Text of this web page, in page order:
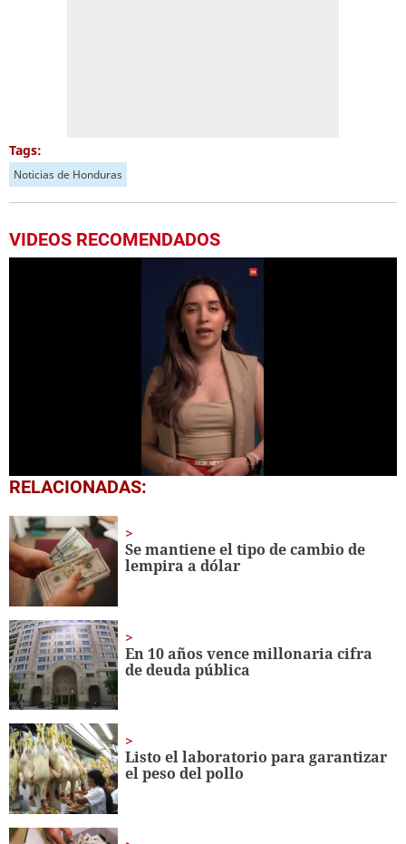
Tags:
Noticias de Honduras
VIDEOS RECOMENDADOS
0
seconds
50
seconds
RELACIONADAS:
Se mantiene el tipo de cambio de
lempira a dólar
En 10 años vence millonaria cifra
de deuda pública
Listo el laboratorio para garantizar
el peso del pollo